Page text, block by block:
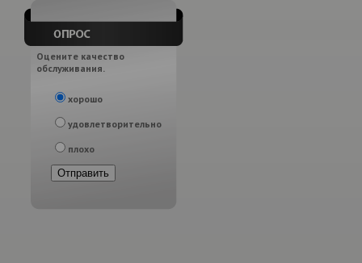
Оцените качество
обслуживания.
хорошо
удовлетворительно
плохо